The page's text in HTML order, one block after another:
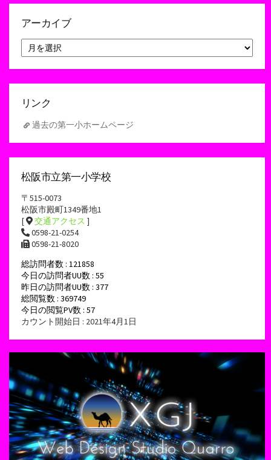
アーカイブ
ー
カ
リンク
過去の第一小ホームページ
松阪市立第一小学校
〒515-0073
松阪市殿町1349番地1
[
交通アクセス ]
0598-21-0254
0598-21-8020
総訪問者数 : 121858
今日の訪問者UU数 : 55
昨日の訪問者UU数 : 377
総閲覧数 : 369749
今日の閲覧PV数 : 57
カウント開始日 : 2021年4月1日